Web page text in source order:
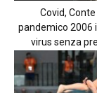
Covid, Conte
pandemico 2006
virus senza